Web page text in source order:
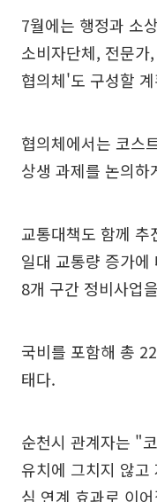
7월에는 행정과 소
소비자단체, 전문
협의체'도 구성할
협의체에서는 코스
상생 과제를 논의하
교통대책도 함께 추
일대 교통량 증가
8개 구간 정비사업
국비를 포함해 총
태다.
순천시 관계자는 "
유치에 그치지 않
심 연계 효과로 이